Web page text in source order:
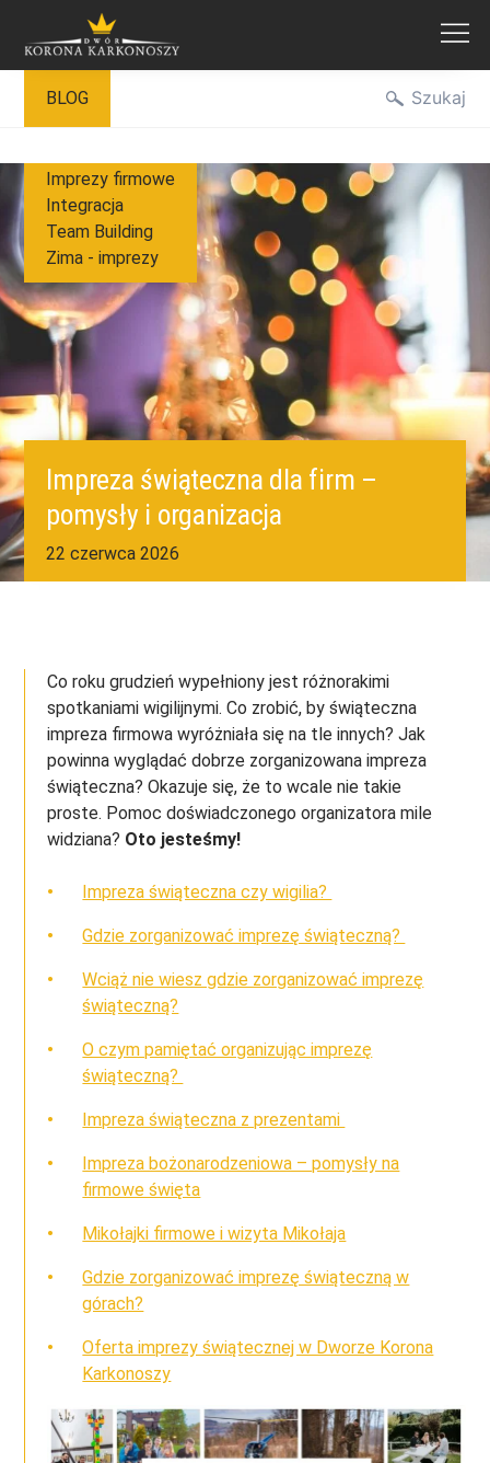
treści
BLOG
Impreza świąteczna dla firm –
pomysły i organizacja
22 czerwca 2026
Imprezy firmowe
Integracja
Team Building
Zima - imprezy
Co roku grudzień wypełniony jest różnorakimi
spotkaniami wigilijnymi. Co zrobić, by świąteczna
impreza firmowa wyróżniała się na tle innych? Jak
powinna wyglądać dobrze zorganizowana impreza
świąteczna? Okazuje się, że to wcale nie takie
proste. Pomoc doświadczonego organizatora mile
widziana? Oto jesteśmy!
Impreza świąteczna czy wigilia?
Gdzie zorganizować imprezę świąteczną?
Wciąż nie wiesz gdzie zorganizować imprezę
świąteczną?
O czym pamiętać organizując imprezę
świąteczną?
Impreza świąteczna z prezentami
Impreza bożonarodzeniowa – pomysły na
firmowe święta
Mikołajki firmowe i wizyta Mikołaja
Gdzie zorganizować imprezę świąteczną w
górach?
Oferta imprezy świątecznej w Dworze Korona
Karkonoszy